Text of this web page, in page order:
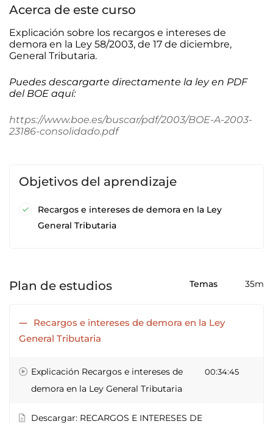
Acerca de este curso
Explicación sobre los recargos e intereses de
demora en la Ley 58/2003, de 17 de diciembre,
General Tributaria.
Puedes descargarte directamente la ley en PDF
del BOE aquí:
https://www.boe.es/buscar/pdf/2003/BOE-A-2003-
23186-consolidado.pdf
Objetivos del aprendizaje
Recargos e intereses de demora en la Ley
General Tributaria
Plan de estudios Temas 35m
Recargos e intereses de demora en la Ley
General Tributaria
Explicación Recargos e intereses de
demora en la Ley General Tributaria
00:34:45
Descargar: RECARGOS E INTERESES DE